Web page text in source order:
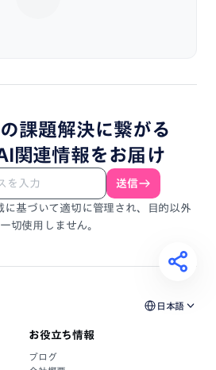
の課題解決に繋がる
関連情報を お届け
送信
に 基づいて適切に 管理され、
目的以外
一切使用しません。
日本語
お役立ち情報
ブログ